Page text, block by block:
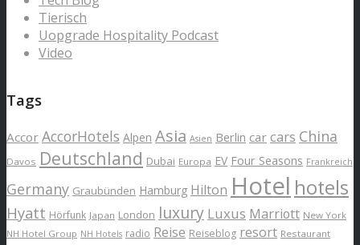
Tierisch
Uopgrade Hospitality Podcast
Video
Tags
Accor AccorHotels Alpen Asia Asien Berlin car cars China
Davos Deutschland Dubai Europa EV Four Seasons Frankreich
Germany Graubünden Hamburg Hilton Hotel hotels
Hyatt Hörfunk Japan London luxury Luxus Marriott New York
NH Hotel Group NH Hotels radio Reise Reiseblog resort Restaurant